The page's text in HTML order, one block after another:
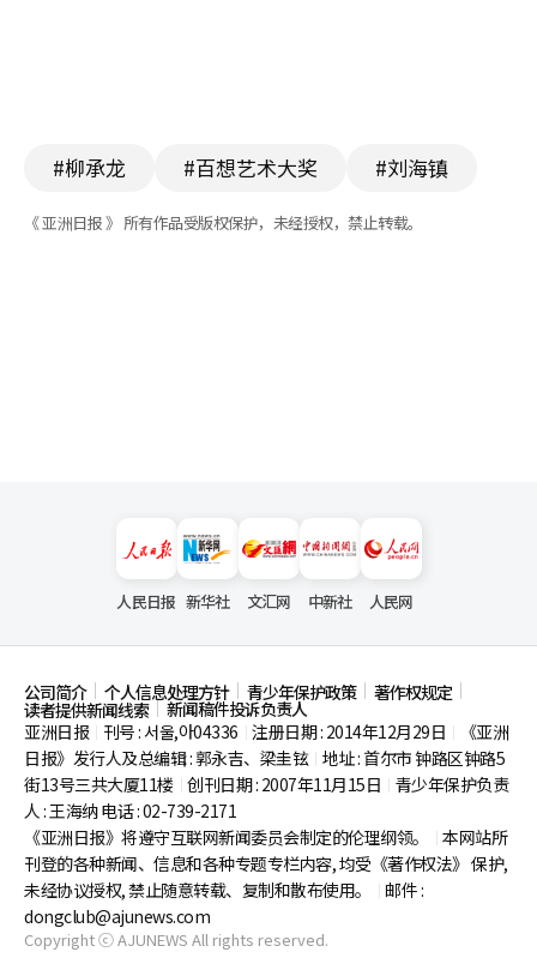
#柳承龙 #百想艺术大奖 #刘海镇
《 亚洲日报 》 所有作品受版权保护，未经授权，禁止转载。
人民日报 新华社 文汇网 中新社 人民网
公司简介 个人信息处理方针 青少年保护政策 著作权规定
读者提供新闻线索
新闻稿件投诉负责人
亚洲日报
刊号 : 서울,아04336 注册日期 : 2014年12月29日
《亚洲
日报》发行人及总编辑 : 郭永吉、梁圭铉 地址 : 首尔市钟路区钟路5
街13号三共大厦11楼 创刊日期 : 2007年11月15日
青少年保护负责
人 : 王海纳 电话 : 02-739-2171
《亚洲日报》将遵守互联网新闻委员会制定的伦理纲领。
本网站所
刊登的各种新闻、信息和各种专题专栏内容, 均受《著作权法》 保护,
未经协议授权, 禁止随意转载、复制和散布使用。
邮件 :
dongclub@ajunews.com
Copyright ⓒ AJUNEWS All rights reserved.